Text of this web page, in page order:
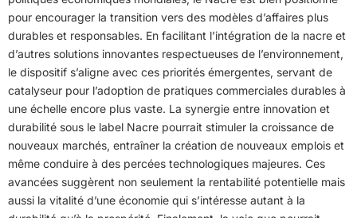
pour encourager la transition vers des modèles d’affaires plus
durables et responsables. En facilitant l’intégration de la nacre et
d’autres solutions innovantes respectueuses de l’environnement,
le dispositif s’aligne avec ces priorités émergentes, servant de
catalyseur pour l’adoption de pratiques commerciales durables à
une échelle encore plus vaste. La synergie entre innovation et
durabilité sous le label Nacre pourrait stimuler la croissance de
nouveaux marchés, entraîner la création de nouveaux emplois et
même conduire à des percées technologiques majeures. Ces
avancées suggèrent non seulement la rentabilité potentielle mais
aussi la vitalité d’une économie qui s’intéresse autant à la